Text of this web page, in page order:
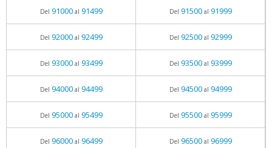
Del 91000al 91499 Del 91500al 91999
Del 92000al 92499 Del 92500al 92999
Del 93000al 93499 Del 93500al 93999
Del 94000al 94499 Del 94500al 94999
Del 95000al 95499 Del 95500al 95999
Del 96000al 96499 Del 96500al 96999